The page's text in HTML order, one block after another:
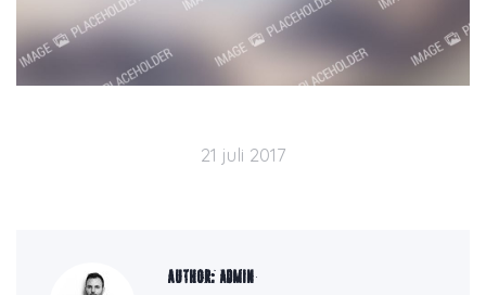
21 juli 2017
Author:admin